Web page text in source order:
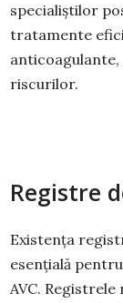
specialiștilor
tratamente
anticoagulante,
riscurilor.
Registre
Existența
esențială
AVC.